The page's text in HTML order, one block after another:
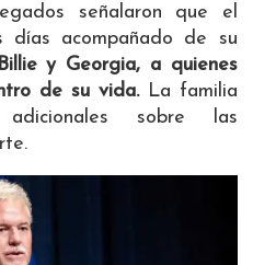
señalaron que el
días acompañado de su
Billie y Georgia, a quienes
de su vida.La familia
sobre las